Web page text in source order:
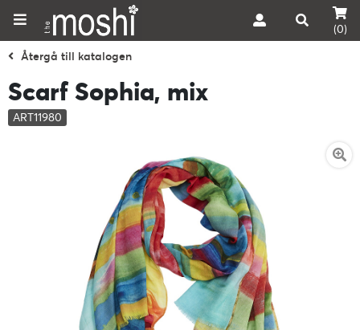
(0)
Återgå till katalogen
Scarf Sophia, mix
ART11980